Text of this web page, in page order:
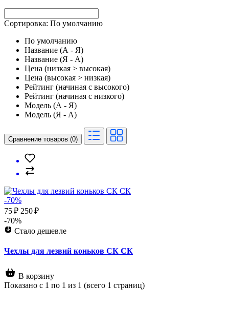
Сортировка: По умолчанию
По умолчанию
Название (А - Я)
Название (Я - А)
Цена (низкая > высокая)
Цена (высокая > низкая)
Рейтинг (начиная с высокого)
Рейтинг (начиная с низкого)
Модель (А - Я)
Модель (Я - А)
Сравнение товаров (0)
-70%
75 ₽ 250 ₽
-70%
Стало дешевле
Чехлы для лезвий коньков СК СК
В корзину
Показано с 1 по 1 из 1 (всего 1 страниц)